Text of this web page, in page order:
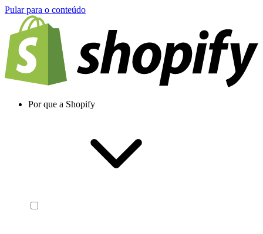
Pular para o conteúdo
Por que a Shopify